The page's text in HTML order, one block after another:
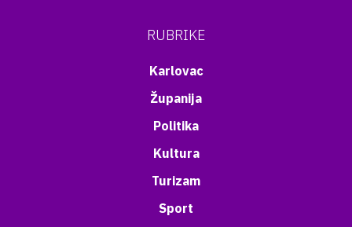
RUBRIKE
Karlovac
Županija
Politika
Kultura
Turizam
Sport